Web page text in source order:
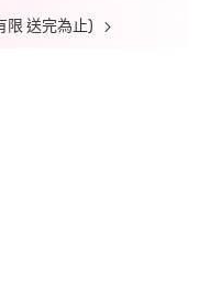
限 送完為止)